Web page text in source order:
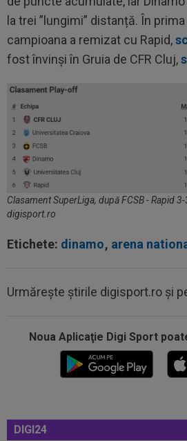
la trei ”lungimi” distanță. În
campioana a remizat cu Rapid,
fost învinși în Gruia de CFR Cluj,
Clasament SuperLiga, după FCSB - Rapid
digisport.ro
Etichete: dinamo, arena
Urmărește știrile digisport.ro și
Noua Aplicaţie Digi Sport
DIGI24
Abia aștepta! Carragher l-a
14:51 OFICIAL
Lotul Universității
cu KuPS din Europa League: reveniri...